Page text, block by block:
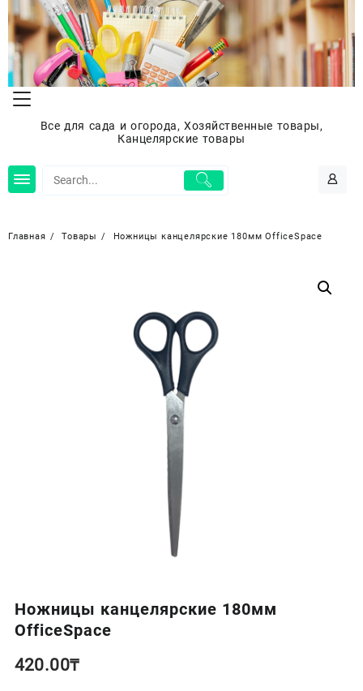
Перейти
содержимому
Все для сада и огорода, Хозяйственные товары,
Канцелярские товары
Главная Товары Ножницы канцелярские 180мм OfficeSpace
Ножницы канцелярские 180мм
OfficeSpace
420.00₸